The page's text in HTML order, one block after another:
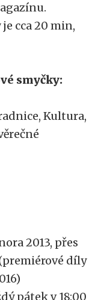
cca 20 min,
smyčky:
Kultura,
2013, přes
díly
pátek v 18:00